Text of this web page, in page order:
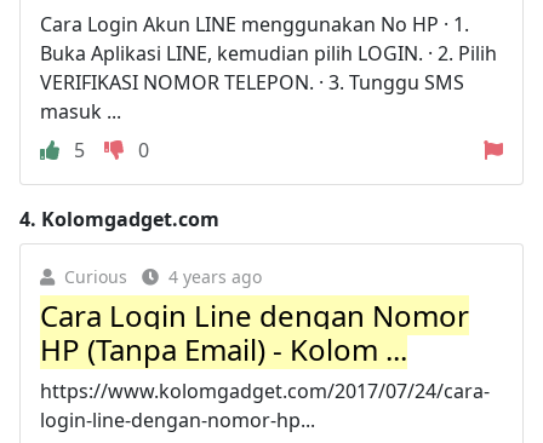
Cara Login Akun LINE menggunakan No HP · 1.
Buka Aplikasi LINE, kemudian pilih LOGIN. · 2. Pilih
VERIFIKASI NOMOR TELEPON. · 3. Tunggu SMS
masuk ...
5
0
4. Kolomgadget.com
Curious 4 years ago
Cara Login Line dengan Nomor
HP (Tanpa Email) - Kolom ...
https://www.kolomgadget.com/2017/07/24/cara-
login-line-dengan-nomor-hp...